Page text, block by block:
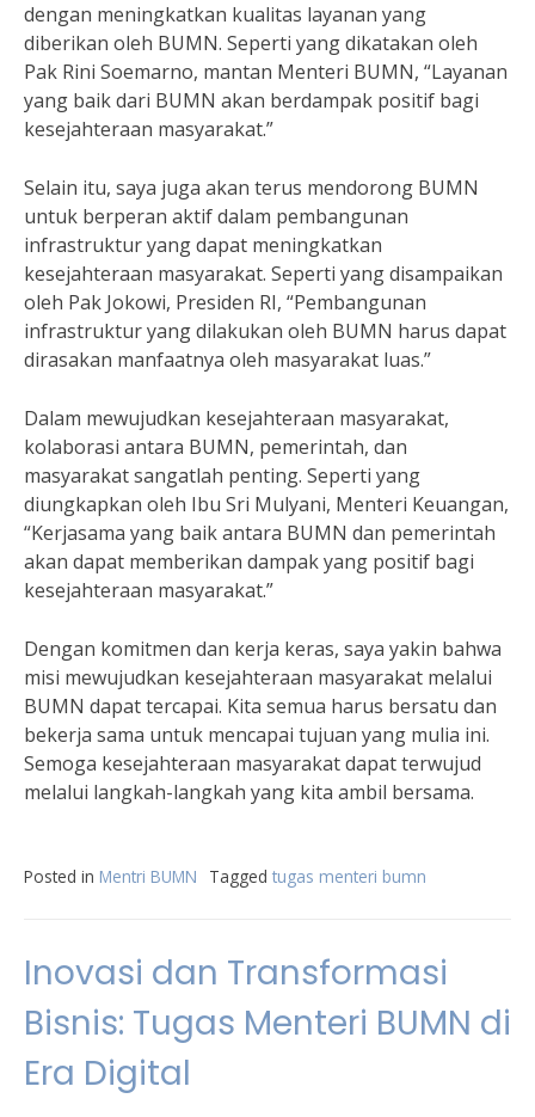
dengan meningkatkan kualitas layanan yang
diberikan oleh BUMN. Seperti yang dikatakan oleh
Pak Rini Soemarno, mantan Menteri BUMN, “Layanan
yang baik dari BUMN akan berdampak positif bagi
kesejahteraan masyarakat.”
Selain itu, saya juga akan terus mendorong BUMN
untuk berperan aktif dalam pembangunan
infrastruktur yang dapat meningkatkan
kesejahteraan masyarakat. Seperti yang disampaikan
oleh Pak Jokowi, Presiden RI, “Pembangunan
infrastruktur yang dilakukan oleh BUMN harus dapat
dirasakan manfaatnya oleh masyarakat luas.”
Dalam mewujudkan kesejahteraan masyarakat,
kolaborasi antara BUMN, pemerintah, dan
masyarakat sangatlah penting. Seperti yang
diungkapkan oleh Ibu Sri Mulyani, Menteri Keuangan,
“Kerjasama yang baik antara BUMN dan pemerintah
akan dapat memberikan dampak yang positif bagi
kesejahteraan masyarakat.”
Dengan komitmen dan kerja keras, saya yakin bahwa
misi mewujudkan kesejahteraan masyarakat melalui
BUMN dapat tercapai. Kita semua harus bersatu dan
bekerja sama untuk mencapai tujuan yang mulia ini.
Semoga kesejahteraan masyarakat dapat terwujud
melalui langkah-langkah yang kita ambil bersama.
Posted in Mentri BUMN Tagged tugas menteri bumn
Inovasi dan Transformasi
Bisnis: Tugas Menteri BUMN di
Era Digital